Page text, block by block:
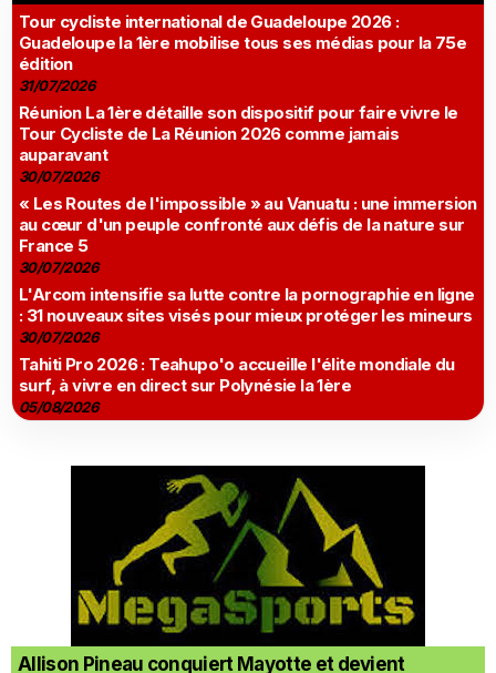
Tour cycliste international de Guadeloupe 2026 :
Guadeloupe la 1ère mobilise tous ses médias pour la 75e
édition
31/07/2026
Réunion La 1ère détaille son dispositif pour faire vivre le
Tour Cycliste de La Réunion 2026 comme jamais
auparavant
30/07/2026
« Les Routes de l'impossible » au Vanuatu : une immersion
au cœur d'un peuple confronté aux défis de la nature sur
France 5
30/07/2026
L'Arcom intensifie sa lutte contre la pornographie en ligne
: 31 nouveaux sites visés pour mieux protéger les mineurs
30/07/2026
Tahiti Pro 2026 : Teahupo'o accueille l'élite mondiale du
surf, à vivre en direct sur Polynésie la 1ère
05/08/2026
Allison Pineau conquiert Mayotte et devient